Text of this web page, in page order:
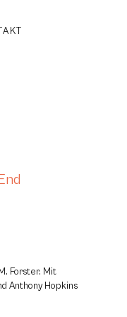
Forster. Mit
Anthony Hopkins